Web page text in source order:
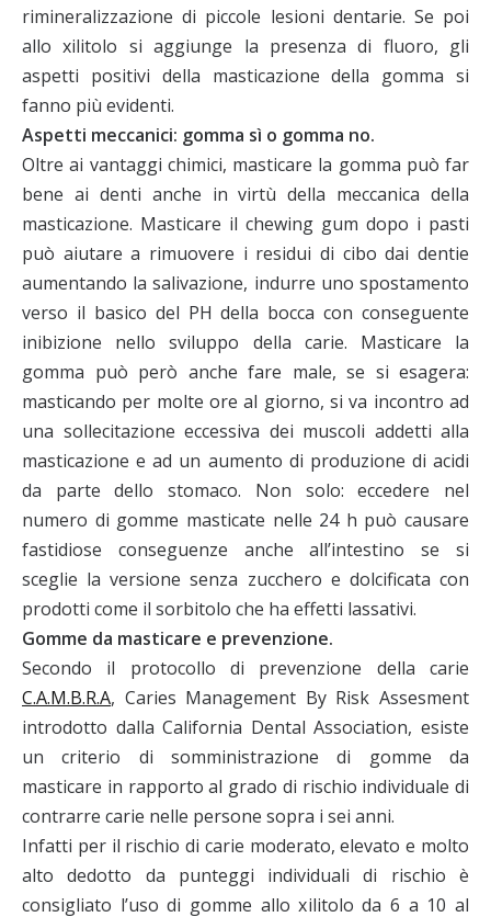
rimineralizzazione di piccole lesioni dentarie. Se poi
allo xilitolo si aggiunge la presenza di fluoro, gli
aspetti positivi della masticazione della gomma si
fanno più evidenti.
Aspetti meccanici: gomma sì o gomma no.
Oltre ai vantaggi chimici, masticare la gomma può far
bene ai denti anche in virtù della meccanica della
masticazione. Masticare il chewing gum dopo i pasti
può aiutare a rimuovere i residui di cibo dai dentie
aumentando la salivazione, indurre uno spostamento
verso il basico del PH della bocca con conseguente
inibizione nello sviluppo della carie. Masticare la
gomma può però anche fare male, se si esagera:
masticando per molte ore al giorno, si va incontro ad
una sollecitazione eccessiva dei muscoli addetti alla
masticazione e ad un aumento di produzione di acidi
da parte dello stomaco. Non solo: eccedere nel
numero di gomme masticate nelle 24 h può causare
fastidiose conseguenze anche all’intestino se si
sceglie la versione senza zucchero e dolcificata con
prodotti come il sorbitolo che ha effetti lassativi.
Gomme da masticare e prevenzione.
Secondo il protocollo di prevenzione della carie
C.A.M.B.R.A, Caries Management By Risk Assesment
introdotto dalla California Dental Association, esiste
un criterio di somministrazione di gomme da
masticare in rapporto al grado di rischio individuale di
contrarre carie nelle persone sopra i sei anni.
Infatti per il rischio di carie moderato, elevato e molto
alto dedotto da punteggi individuali di rischio è
consigliato l’uso di gomme allo xilitolo da 6 a 10 al